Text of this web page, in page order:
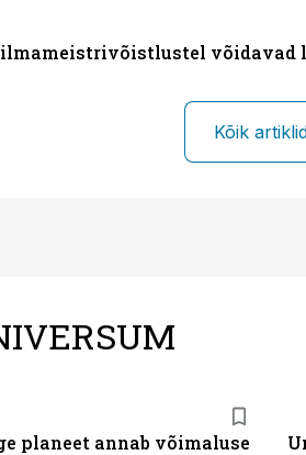
võidavad
Kõik
planeet annab võimaluse